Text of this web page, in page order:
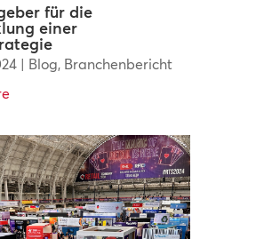
für die
einer
| Blog, Branchenbericht